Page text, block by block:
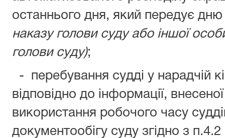
останнього дня, який передує
наказу голови суду або іншої
голови суду);
- перебування судді у нарадчій
відповідно до інформації,
використання робочого часу
документообігу суду згідно з